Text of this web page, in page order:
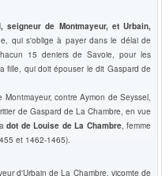
seigneur de Montmayeur, et Urbain,
qui s'oblige à payer dans le délai de
15 deniers de Savoie, pour les
fille, qui doit épouser le dit Gaspard de
contre Aymon de Seyssel,
de Gaspard de La Chambre, en vue
dot de Louise de La Chambre, femme
et 1462-1465).
d'Urbain de La Chambre, vicomte de